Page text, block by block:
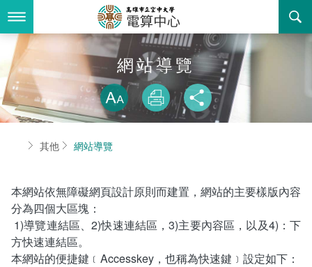
到
要
容
最新消息
關於我們
組織職掌
聯絡資訊
活動花絮
諮詢信箱
業務服務
法令規章
資訊相關法規
購置軟體版權
智慧財產權宣導
書表下載
回空大首頁
網站導覽
放大
列印 分享
首頁其他 網站導覽
本網站依無障礙網頁設計原則而建置，網站的主要樣版內容
分為四個大區塊：
1)導覽連結區、2)快速連結區，3)主要內容區，以及4)：下
方快速連結區。
本網站的便捷鍵﹝Accesskey，也稱為快速鍵﹞設定如下：